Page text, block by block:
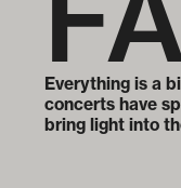
Everything is a
concerts have
bring light into